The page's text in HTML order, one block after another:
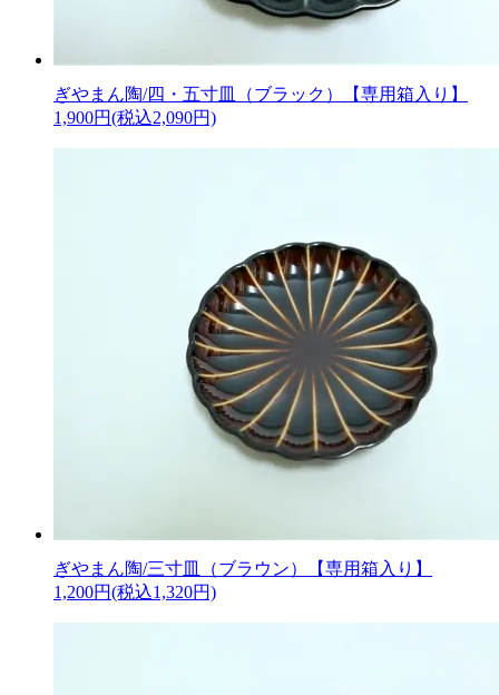
ぎやまん陶/四・五寸皿（ブラック）【専用箱入り】
1,900円(税込2,090円)
ぎやまん陶/三寸皿（ブラウン）【専用箱入り】
1,200円(税込1,320円)